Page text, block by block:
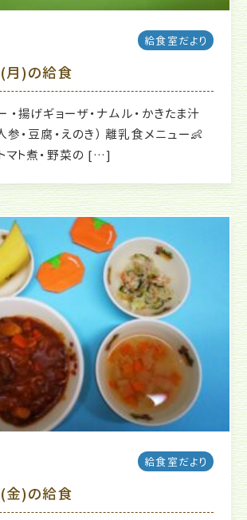
給食室だより
月)の給食
・揚げギョーザ・ナムル・かきたま汁
参・豆腐・えのき） 離乳食メニュー👶
マト煮・野菜の […]
給食室だより
金)の給食